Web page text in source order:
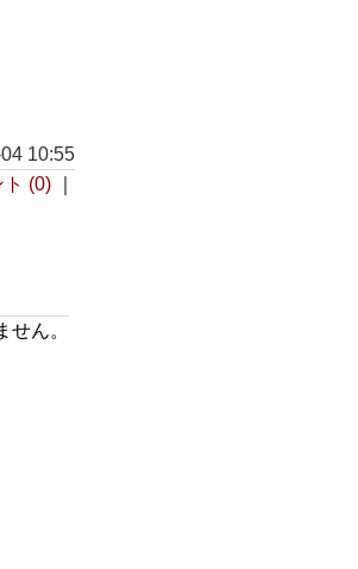
10:55
ト (0)
せん。